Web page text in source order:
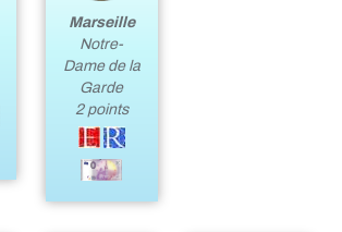
Marseille
Notre-
Dame de la
Garde
2 points